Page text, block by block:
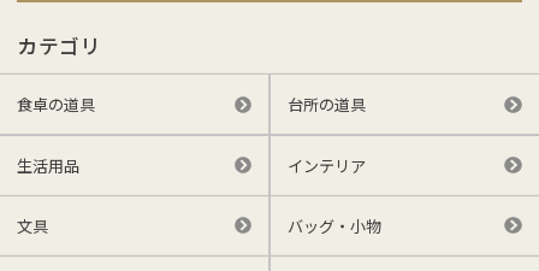
カテゴリ
食卓の道具 台所の道具
生活用品 インテリア
文具 バッグ・小物